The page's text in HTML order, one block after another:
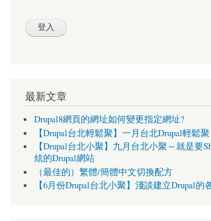
最新文章
Drupal8網頁的網址如何變更指定網址?
【Drupal台北輕鬆聚】一月台北Drupal輕鬆聚
【Drupal台北小聚】九月台北小聚～就是要
炫的Drupal網站
（最佳的）繁體/簡體中文切換配方
【6月份Drupal台北小聚】淺談建立Drupal的